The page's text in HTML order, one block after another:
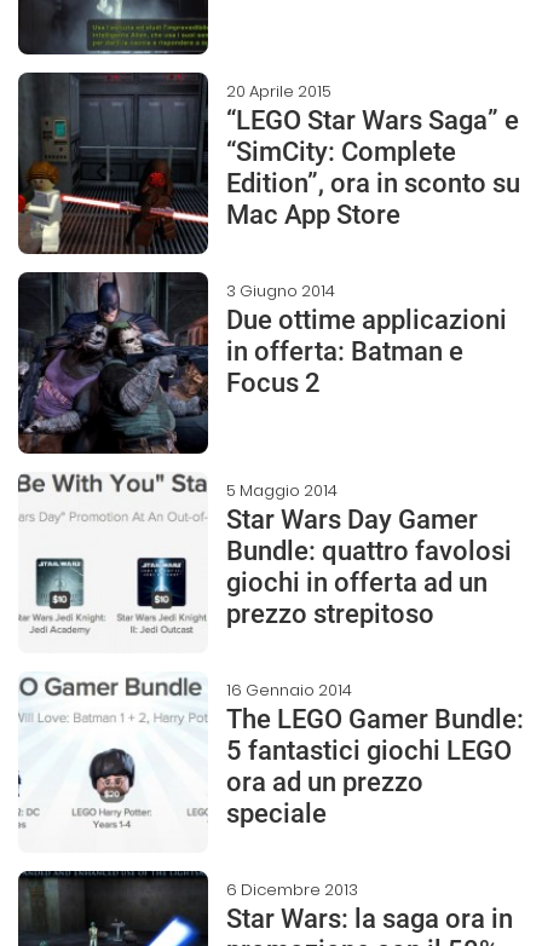
20 Aprile 2015
“LEGO Star Wars Saga” e
“SimCity: Complete
Edition”, ora in sconto su
Mac App Store
3 Giugno 2014
Due ottime applicazioni
in offerta: Batman e
Focus 2
5 Maggio 2014
Star Wars Day Gamer
Bundle: quattro favolosi
giochi in offerta ad un
prezzo strepitoso
16 Gennaio 2014
The LEGO Gamer Bundle:
5 fantastici giochi LEGO
ora ad un prezzo
speciale
6 Dicembre 2013
Star Wars: la saga ora in